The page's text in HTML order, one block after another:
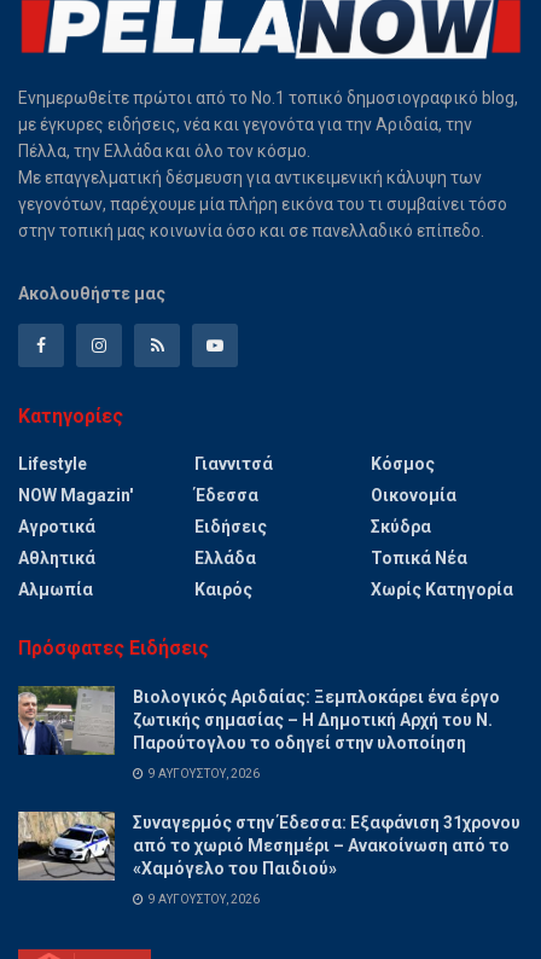
Ενημερωθείτε πρώτοι από το Νο.1 τοπικό δημοσιογραφικό blog,
με έγκυρες ειδήσεις, νέα και γεγονότα για την Αριδαία, την
Πέλλα, την Ελλάδα και όλο τον κόσμο.
Με επαγγελματική δέσμευση για αντικειμενική κάλυψη των
γεγονότων, παρέχουμε μία πλήρη εικόνα του τι συμβαίνει τόσο
στην τοπική μας κοινωνία όσο και σε πανελλαδικό επίπεδο.
Ακολουθήστε μας
Κατηγορίες
Lifestyle
NOW Magazin'
Αγροτικά
Αθλητικά
Αλμωπία
Γιαννιτσά
Έδεσσα
Ειδήσεις
Ελλάδα
Καιρός
Κόσμος
Οικονομία
Σκύδρα
Τοπικά Νέα
Χωρίς Κατηγορία
Πρόσφατες Ειδήσεις
Βιολογικός Αριδαίας: Ξεμπλοκάρει ένα έργο
ζωτικής σημασίας – Η Δημοτική Αρχή του Ν.
Παρούτογλου το οδηγεί στην υλοποίηση
9 ΑΥΓΟΎΣΤΟΥ, 2026
Συναγερμός στην Έδεσσα: Εξαφάνιση 31χρονου
από το χωριό Μεσημέρι – Ανακοίνωση από το
«Χαμόγελο του Παιδιού»
9 ΑΥΓΟΎΣΤΟΥ, 2026